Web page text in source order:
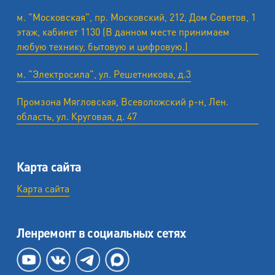
м. "Московская", пр. Московский, 212, Дом Советов, 1
этаж, кабинет 1130 (В данном месте принимаем
любую технику, бытовую и цифровую.)
м. "Электросила", ул. Решетникова, д.3
Промзона Мягловская, Всеволожский р-н, Лен.
область, ул. ​Круговая, д. 47
Карта сайта
Карта сайта
Ленремонт в социальных сетях